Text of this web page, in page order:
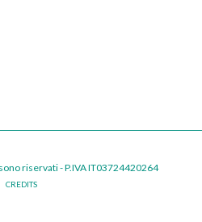
riservati - P.IVA IT03724420264
CREDITS